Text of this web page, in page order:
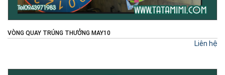
VÒNG QUAY TRÚNG THƯỞNG MAY10
Liên hệ